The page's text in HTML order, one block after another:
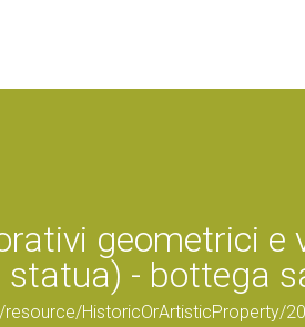
geometrici e
statua) - bottega
HistoricOrArtisticProperty/